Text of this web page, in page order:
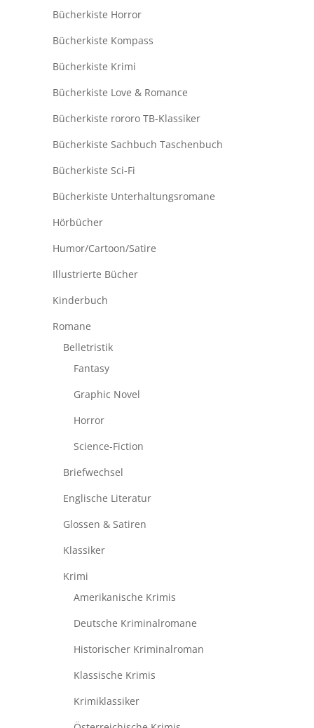
Bücherkiste Horror
Bücherkiste Kompass
Bücherkiste Krimi
Bücherkiste Love & Romance
Bücherkiste rororo TB-Klassiker
Bücherkiste Sachbuch Taschenbuch
Bücherkiste Sci-Fi
Bücherkiste Unterhaltungsromane
Hörbücher
Humor/Cartoon/Satire
Illustrierte Bücher
Kinderbuch
Romane
Belletristik
Fantasy
Graphic Novel
Horror
Science-Fiction
Briefwechsel
Englische Literatur
Glossen & Satiren
Klassiker
Krimi
Amerikanische Krimis
Deutsche Kriminalromane
Historischer Kriminalroman
Klassische Krimis
Krimiklassiker